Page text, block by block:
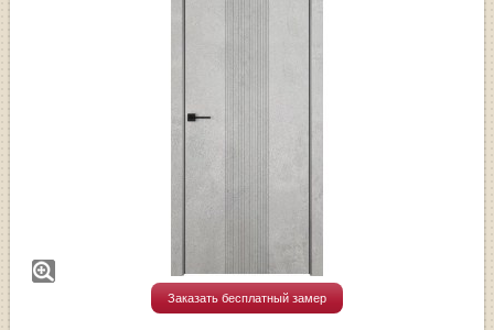
Заказать бесплатный замер